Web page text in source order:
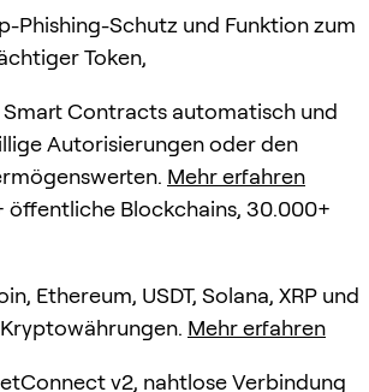
Phishing-Schutz und Funktion zum
Token,
Contracts automatisch und
Autorisierungen oder den
Mehr erfahren
öffentliche Blockchains, 30.000+
Ethereum, USDT, Solana, XRP und
Mehr erfahren
v2, nahtlose Verbindung